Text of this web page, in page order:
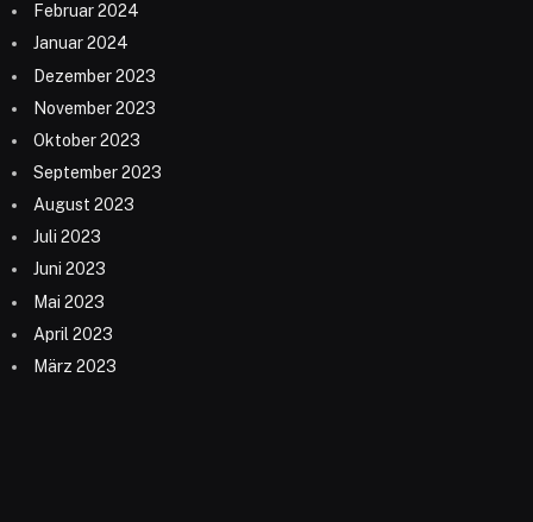
Februar 2024
Januar 2024
Dezember 2023
November 2023
Oktober 2023
September 2023
August 2023
Juli 2023
Juni 2023
Mai 2023
April 2023
März 2023